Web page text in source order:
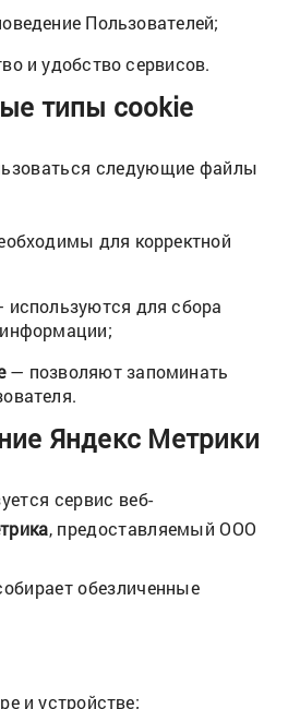
Пользователей;
и удобство сервисов.
типы cookie
следующие файлы
для корректной
для сбора
— позволяют запоминать
Яндекс Метрики
сервис веб-
, предоставляемый ООО
обезличенные
и устройстве;